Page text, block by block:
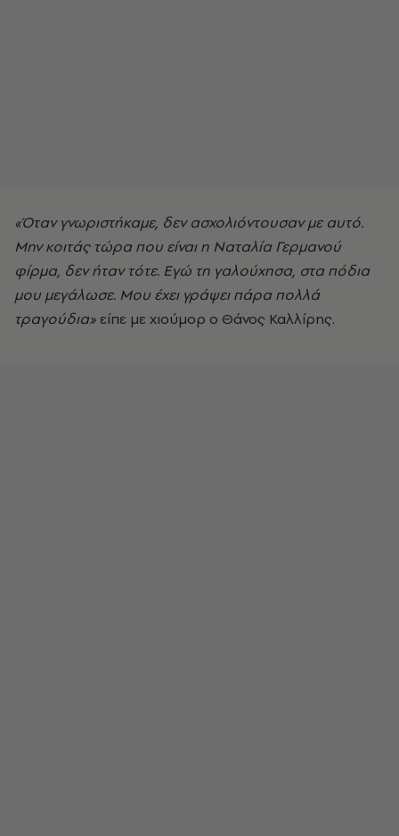
«Όταν γνωριστήκαμε, δεν ασχολιόντουσαν με αυτό.
Μην κοιτάς τώρα που είναι η Ναταλία Γερμανού
φίρμα, δεν ήταν τότε. Εγώ τη γαλούχησα, στα πόδια
μου μεγάλωσε. Μου έχει γράψει πάρα πολλά
τραγούδια» είπε με χιούμορ ο Θάνος Καλλίρης.